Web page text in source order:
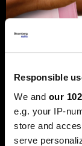
Responsible
We and our
e.g. your IP-
store and
serve
Banke
kredite:
Banke u Bosni i
potrošačke,
50.000 KM,
plata i životnih